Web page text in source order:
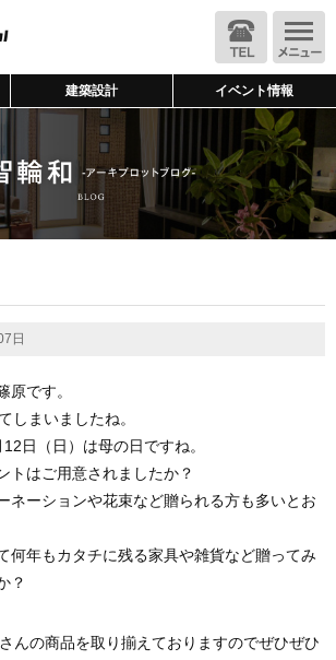
建築設計 イベント情報
日
原です。
しまいましたね。
日（日）は母の日ですね。
トはご用意されましたか？
ネーションや花束など贈られる方も多いとお
何年もカタチに残る家具や雑貨など贈ってみ
？
んの商品を取り揃えておりますのでぜひぜひ